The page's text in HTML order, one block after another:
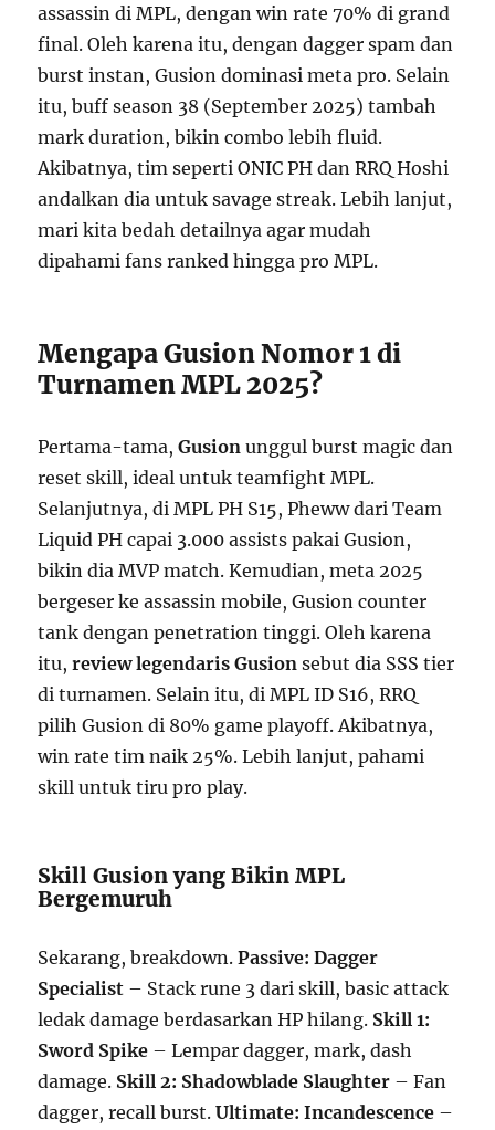
assassin di MPL, dengan win rate 70% di grand
final. Oleh karena itu, dengan dagger spam dan
burst instan, Gusion dominasi meta pro. Selain
itu, buff season 38 (September 2025) tambah
mark duration, bikin combo lebih fluid.
Akibatnya, tim seperti ONIC PH dan RRQ Hoshi
andalkan dia untuk savage streak. Lebih lanjut,
mari kita bedah detailnya agar mudah
dipahami fans ranked hingga pro MPL.
Mengapa Gusion Nomor 1 di
Turnamen MPL 2025?
Pertama-tama,Gusion unggul burst magic dan
reset skill, ideal untuk teamfight MPL.
Selanjutnya, di MPL PH S15, Pheww dari Team
Liquid PH capai 3.000 assists pakai Gusion,
bikin dia MVP match. Kemudian, meta 2025
bergeser ke assassin mobile, Gusion counter
tank dengan penetration tinggi. Oleh karena
itu,review legendaris Gusion sebut dia SSS tier
di turnamen. Selain itu, di MPL ID S16, RRQ
pilih Gusion di 80% game playoff. Akibatnya,
win rate tim naik 25%. Lebih lanjut, pahami
skill untuk tiru pro play.
Skill Gusion yang Bikin MPL
Bergemuruh
Sekarang, breakdown.Passive: Dagger
Specialist – Stack rune 3 dari skill, basic attack
ledak damage berdasarkan HP hilang. Skill 1:
Sword Spike – Lempar dagger, mark, dash
damage. Skill 2: Shadowblade Slaughter – Fan
dagger, recall burst.Ultimate: Incandescence –